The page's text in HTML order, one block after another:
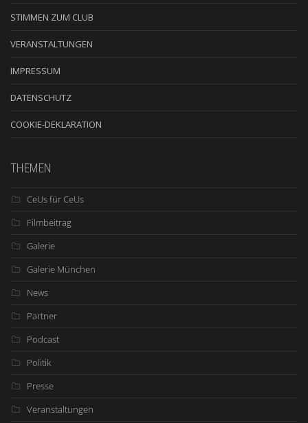
STIMMEN ZUM CLUB
VERANSTALTUNGEN
IMPRESSUM
DATENSCHUTZ
COOKIE-DEKLARATION
THEMEN
CeUs für CeUs
Filmbeitrag
Galerie
Galerie München
News
Partner
Podcast
Politik
Presse
Veranstaltungen